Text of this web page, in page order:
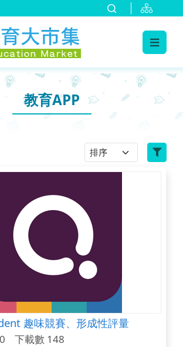
教育APP
趣味競賽、形成性評量
下載數 148